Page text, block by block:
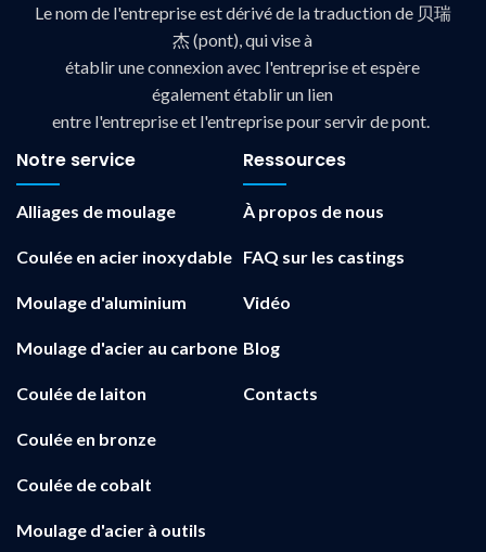
Le nom de l'entreprise est dérivé de la traduction de 贝瑞
杰 (pont), qui vise à
établir une connexion avec l'entreprise et espère
également établir un lien
entre l'entreprise et l'entreprise pour servir de pont.
Notre service
Alliages de moulage
Coulée en acier inoxydable
Moulage d'aluminium
Moulage d'acier au carbone
Coulée de laiton
Coulée en bronze
Coulée de cobalt
Moulage d'acier à outils
Ressources
À propos de nous
FAQ sur les castings
Vidéo
Blog
Contacts